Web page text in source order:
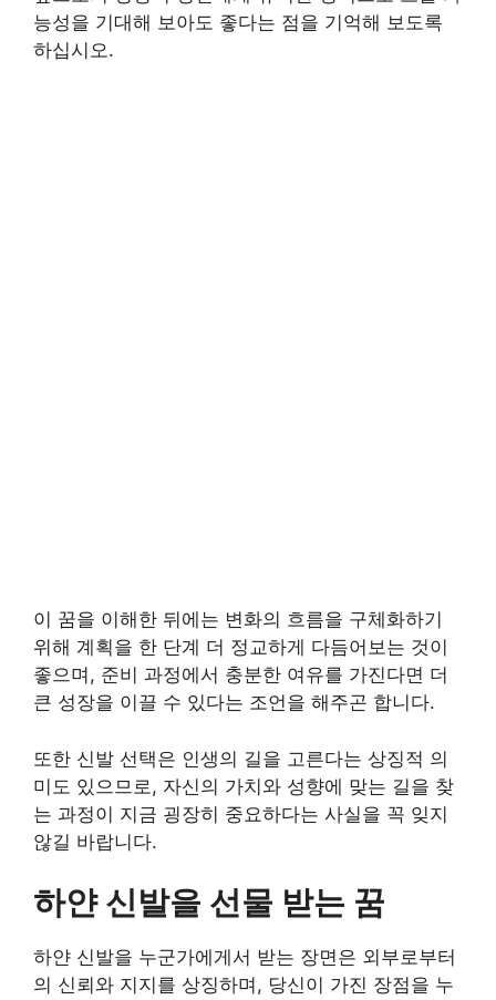
능성을 기대해 보아도 좋다는 점을 기억해 보도록
하십시오.
이 꿈을 이해한 뒤에는 변화의 흐름을 구체화하기
위해 계획을 한 단계 더 정교하게 다듬어보는 것이
좋으며, 준비 과정에서 충분한 여유를 가진다면 더
큰 성장을 이끌 수 있다는 조언을 해주곤 합니다.
또한 신발 선택은 인생의 길을 고른다는 상징적 의
미도 있으므로, 자신의 가치와 성향에 맞는 길을 찾
는 과정이 지금 굉장히 중요하다는 사실을 꼭 잊지
않길 바랍니다.
하얀 신발을 선물 받는 꿈
하얀 신발을 누군가에게서 받는 장면은 외부로부터
의 신뢰와 지지를 상징하며, 당신이 가진 장점을 누